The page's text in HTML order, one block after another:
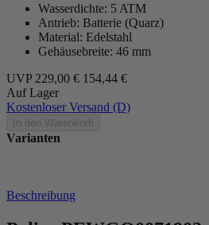
Wasserdichte: 5 ATM
Antrieb: Batterie (Quarz)
Material: Edelstahl
Gehäusebreite: 46 mm
UVP 229,00 € 154,44 €
Auf Lager
Kostenloser Versand (D)
In den Warenkorb
Varianten
Beschreibung